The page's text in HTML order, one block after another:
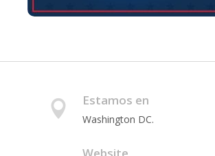
Estamos en
Washington DC.